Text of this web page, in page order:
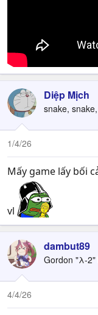
Diệp Mịch
snake,
1/4/26
Mấy game lấy bối
vl
dambut89
Gordon "λ-2"
4/4/26